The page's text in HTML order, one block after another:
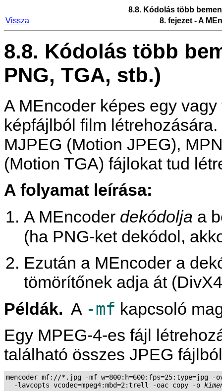
8.8. Kódolás több
Vissza
8. fejezet - A
8.8. Kódolás több
PNG, TGA, stb.)
A MEncoder képes egy
képfájlból film
MJPEG (Motion JPEG),
(Motion TGA) fájlokat tud
A folyamat leírása:
A MEncoder dekódolja a
(ha PNG-ket dekódol,
Ezután a MEncoder a
tömörítőnek adja át
Példák. A -mf kapcsoló
Egy MPEG-4-es fájl
található összes JPEG
mencoder mf://*.jpg -mf w=800:h=600:fps=25:type=jpg -
  -lavcopts vcodec=mpeg4:mbd=2:trell -oac copy -o